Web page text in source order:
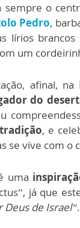
sempre o
Pedro,
lírios
um
afinal, na
do
, e
se vive com o
uma
já que
Deus de Israel”.